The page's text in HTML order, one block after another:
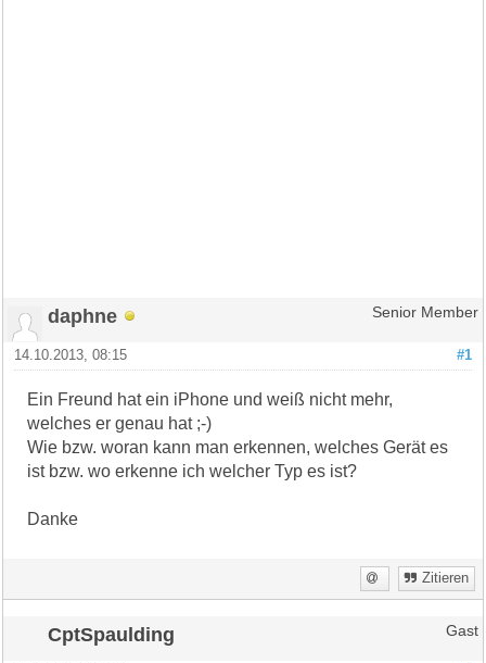
daphne Senior Member
#1
14.10.2013, 08:15
Ein Freund hat ein iPhone und weiß nicht mehr,
welches er genau hat ;-)
Wie bzw. woran kann man erkennen, welches Gerät es
ist bzw. wo erkenne ich welcher Typ es ist?
Danke
Zitieren
CptSpaulding Gast